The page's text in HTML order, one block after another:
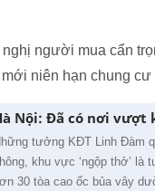
người mua cẩn
niên hạn chung
Nội: Đã có nơi vượt
tưởng KĐT Linh Đàm
khu vực ‘ngộp thở’ là
30 tòa cao ốc bủa vây